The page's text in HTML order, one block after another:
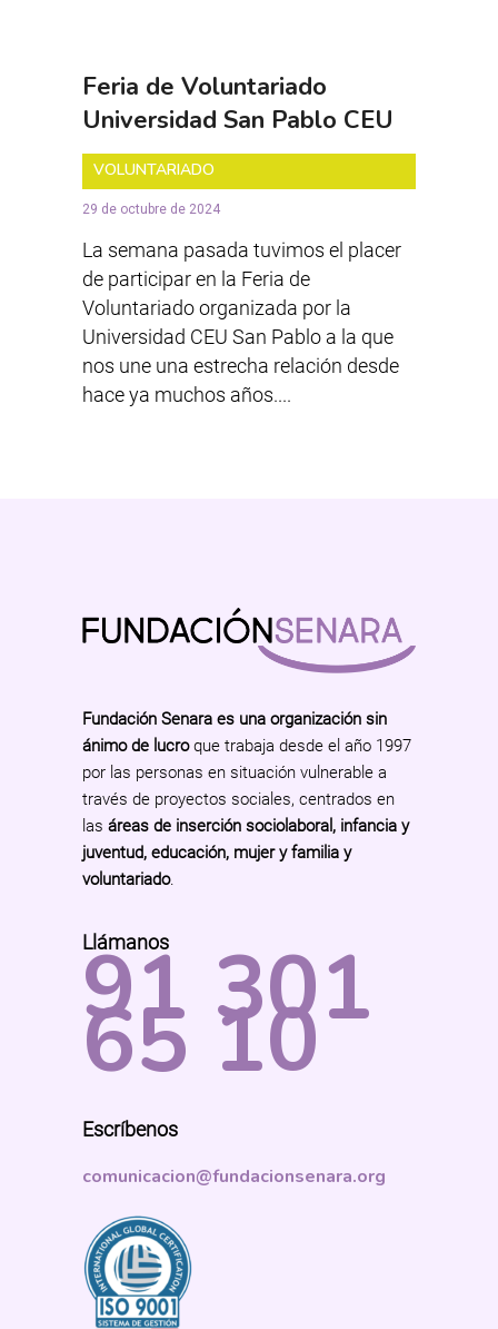
Feria de Voluntariado
Universidad San Pablo CEU
VOLUNTARIADO
29 de octubre de 2024
La semana pasada tuvimos el placer
de participar en la Feria de
Voluntariado organizada por la
Universidad CEU San Pablo a la que
nos une una estrecha relación desde
hace ya muchos años....
Fundación Senara es una organización sin
ánimo de lucroque trabaja desde el año 1997
por las personas en situación vulnerable a
través de proyectos sociales, centrados en
las áreas de inserción sociolaboral, infancia y
juventud, educación, mujer y familia y
voluntariado.
Llámanos
91 301
65 10
Escríbenos
comunicacion@fundacionsenara.org